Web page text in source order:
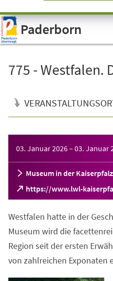
Visuelle
Assistenzsoftware
öffnen.Paderborn
775 - Westfalen.
03. Januar 2026– 03. Januar
Museum in der Kaiserpfalz
https://www.lwl-
(Öffnet
in
neuen
Westfalen hatte in der
Museum wird die
Region seit der ersten
von zahlreichen Exponaten